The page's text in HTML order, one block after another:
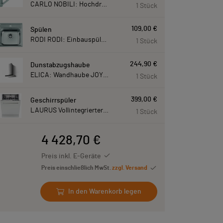
CARLO NOBILI: Hochdruck- Einhebelmischbatterie Blue, Mischbatterie verchromt 17770 1 Stück
Spülen
RODI RODI: Einbauspüle New Manaus, Edelstahl 87207
109,00 €
1 Stück
Dunstabzugshaube
ELICA: Wandhaube JOYE 60-A,600 mm breit Edelstahl JOYE60A
244,90 €
1 Stück
Geschirrspüler
LAURUS Vollintegrierter Geschirrspüler LSV60-4, 4 Programme, 815 mm hoch LSV604
399,00 €
1 Stück
4 428,70 €
Preis inkl. E-Geräte
Preis einschließlich MwSt. zzgl. Versand
In den Warenkorb legen